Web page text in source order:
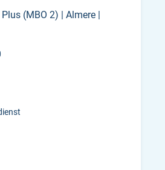
(MBO 2) | Almere |